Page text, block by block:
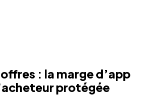
: la marge d’app
protégée